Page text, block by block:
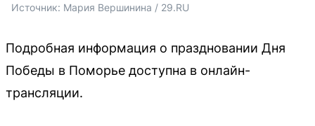
Источник: Мария Вершинина / 29.RU
Подробная информация о праздновании Дня
Победы в Поморье доступна в онлайн-
трансляции.